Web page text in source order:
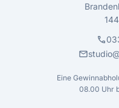
call
mail
Eine
08.00 Uhr